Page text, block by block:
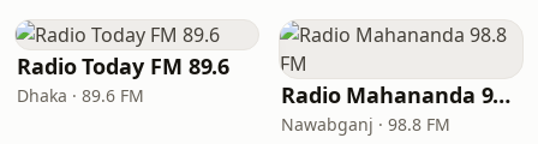
Radio Today FM 89.6
Dhaka · 89.6 FM Radio Mahananda 98.8 FM
Nawabganj · 98.8 FM